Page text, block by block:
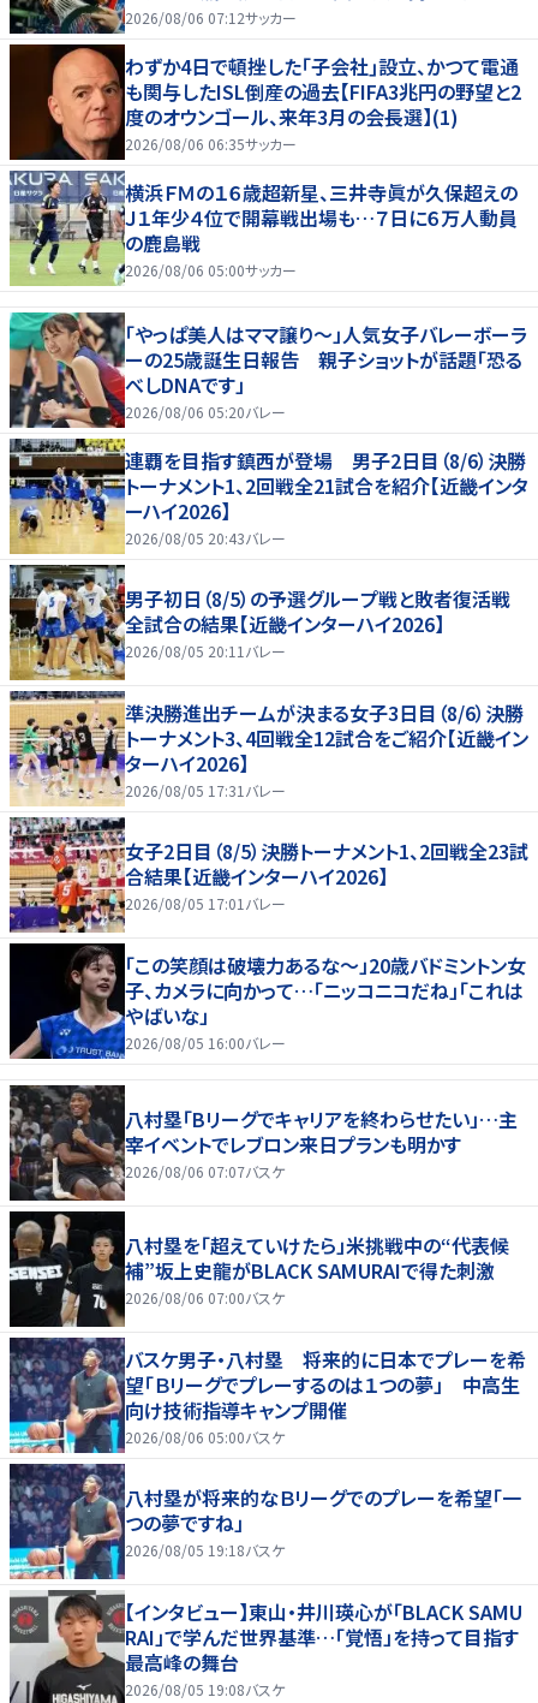
問
2026/08/06 07:12サッカー
わずか4日で頓挫した｢子会社｣設立、かつて電通
も関与したISL倒産の過去【FIFA3兆円の野望と2
度のオウンゴール、来年3月の会長選】(1)
2026/08/06 06:35サッカー
横浜ＦＭの１６歳超新星、三井寺眞が久保超えの
Ｊ１年少４位で開幕戦出場も…７日に６万人動員
の鹿島戦
2026/08/06 05:00サッカー
「やっぱ美人はママ譲り～」人気女子バレーボーラ
ーの25歳誕生日報告 親子ショットが話題「恐る
べしDNAです」
2026/08/06 05:20バレー
連覇を目指す鎮西が登場 男子2日目（8/6）決勝
トーナメント1、2回戦全21試合を紹介【近畿インタ
ーハイ2026】
2026/08/05 20:43バレー
男子初日（8/5）の予選グループ戦と敗者復活戦
全試合の結果【近畿インターハイ2026】
2026/08/05 20:11 バレー
準決勝進出チームが決まる女子3日目（8/6）決勝
トーナメント3、4回戦全12試合をご紹介【近畿イン
ターハイ2026】
2026/08/05 17:31 バレー
女子2日目（8/5）決勝トーナメント1、2回戦全23試
合結果【近畿インターハイ2026】
2026/08/05 17:01 バレー
「この笑顔は破壊力あるな〜」20歳バドミントン女
子、カメラに向かって…「ニッコニコだね」「これは
やばいな」
2026/08/05 16:00バレー
八村塁「Bリーグでキャリアを終わらせたい」…主
宰イベントでレブロン来日プランも明かす
2026/08/06 07:07バスケ
八村塁を「超えていけたら」米挑戦中の“代表候
補”坂上史龍がBLACK SAMURAIで得た刺激
2026/08/06 07:00バスケ
バスケ男子・八村塁 将来的に日本でプレーを希
望「Ｂリーグでプレーするのは１つの夢」 中高生
向け技術指導キャンプ開催
2026/08/06 05:00バスケ
八村塁が将来的なＢリーグでのプレーを希望「一
つの夢ですね」
2026/08/05 19:18バスケ
【インタビュー】東山・井川瑛心が「BLACK SAMU
RAI」で学んだ世界基準…「覚悟」を持って目指す
最高峰の舞台
2026/08/05 19:08バスケ